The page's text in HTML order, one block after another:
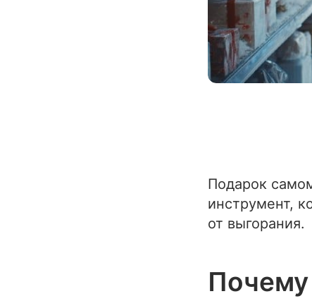
Подарок
инструмент,
от выгорания.
Почему